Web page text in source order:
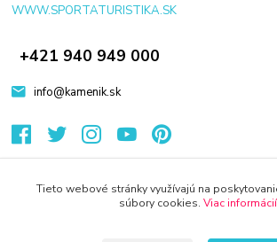
WWW.SPORTATURISTIKA.SK
+421 940 949 000
info@kamenik.sk
Eshop-
Tieto webové stránky využívajú na
súbory cookies. Viac informácií